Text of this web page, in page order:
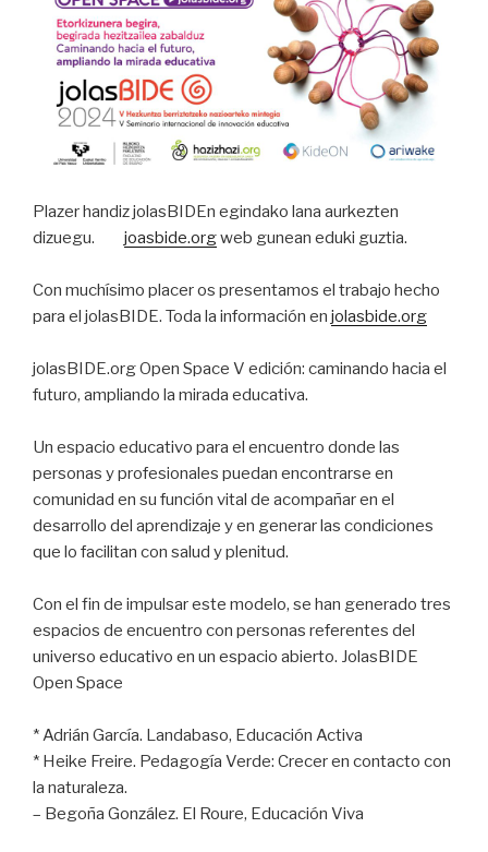
Plazer handiz jolasBIDEn egindako lana aurkezten
dizuegu. joasbide.orgweb gunean eduki guztia.
Con muchísimo placer os presentamos el trabajo hecho
para el jolasBIDE. Toda la información en jolasbide.org
jolasBIDE.org Open Space V edición: caminando hacia el
futuro, ampliando la mirada educativa.
Un espacio educativo para el encuentro donde las
personas y profesionales puedan encontrarse en
comunidad en su función vital de acompañar en el
desarrollo del aprendizaje y en generar las condiciones
que lo facilitan con salud y plenitud.
Con el fin de impulsar este modelo, se han generado tres
espacios de encuentro con personas referentes del
universo educativo en un espacio abierto. JolasBIDE
Open Space
* Adrián García. Landabaso, Educación Activa
* Heike Freire. Pedagogía Verde: Crecer en contacto con
la naturaleza.
– Begoña González. El Roure, Educación Viva